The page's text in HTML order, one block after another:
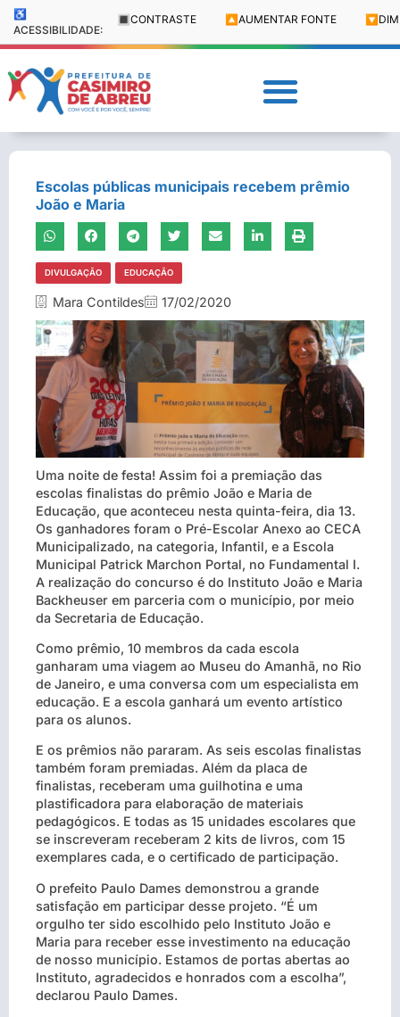
♿
ACESSIBILIDADE:
🔳 CONTRASTE 🔼 AUMENTAR FONTE 🔽
Escolas públicas municipais recebem prêmio
João e Maria
DIVULGAÇÃO EDUCAÇÃO
Mara Contildes 17/02/2020
Uma noite de festa! Assim foi a premiação das
escolas finalistas do prêmio João e Maria de
Educação, que aconteceu nesta quinta-feira, dia 13.
Os ganhadores foram o Pré-Escolar Anexo ao CECA
Municipalizado, na categoria, Infantil, e a Escola
Municipal Patrick Marchon Portal, no Fundamental I.
A realização do concurso é do Instituto João e Maria
Backheuser em parceria com o município, por meio
da Secretaria de Educação.
Como prêmio, 10 membros da cada escola
ganharam uma viagem ao Museu do Amanhã, no Rio
de Janeiro, e uma conversa com um especialista em
educação. E a escola ganhará um evento artístico
para os alunos.
E os prêmios não pararam. As seis escolas finalistas
também foram premiadas. Além da placa de
finalistas, receberam uma guilhotina e uma
plastificadora para elaboração de materiais
pedagógicos. E todas as 15 unidades escolares que
se inscreveram receberam 2 kits de livros, com 15
exemplares cada, e o certificado de participação.
O prefeito Paulo Dames demonstrou a grande
satisfação em participar desse projeto. “É um
orgulho ter sido escolhido pelo Instituto João e
Maria para receber esse investimento na educação
de nosso município. Estamos de portas abertas ao
Instituto, agradecidos e honrados com a escolha”,
declarou Paulo Dames.